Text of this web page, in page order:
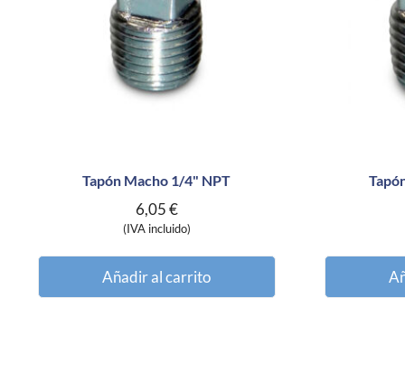
Tapón Macho 1/4" NPT
6,05€
(IVA incluido)
Añadir al carrito